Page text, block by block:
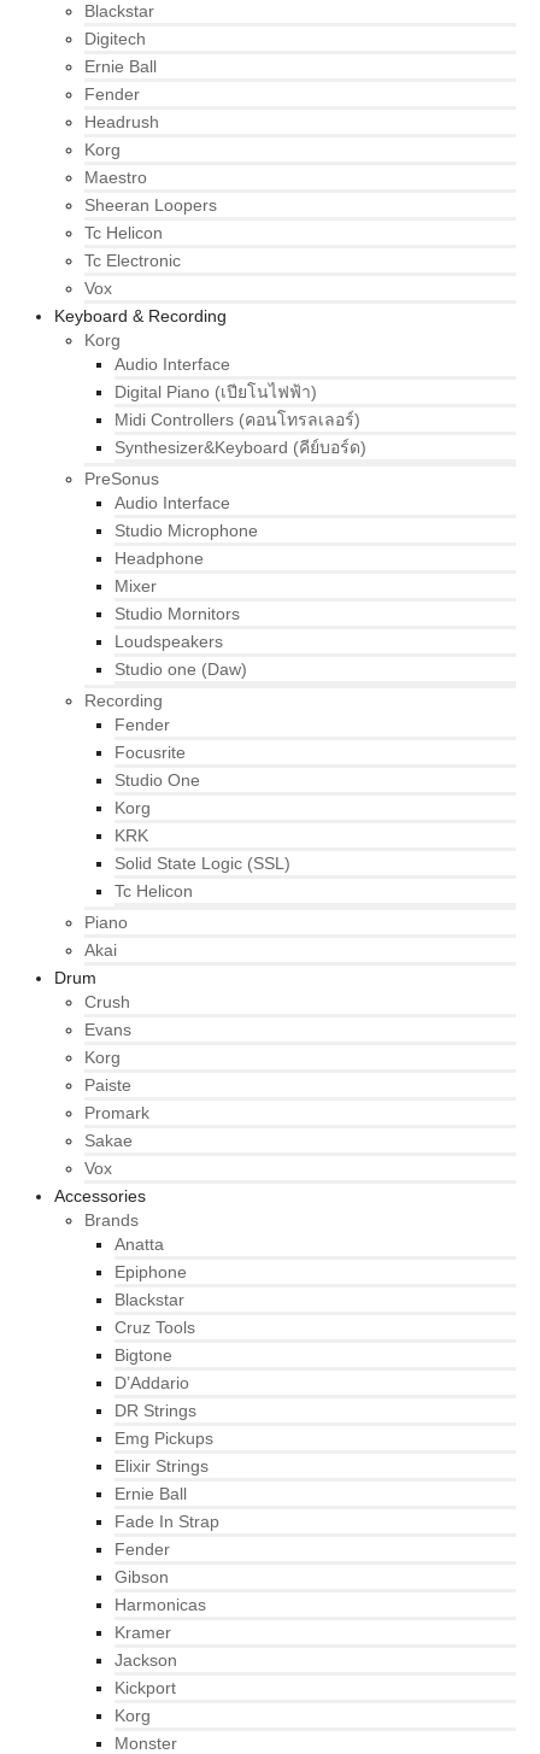
Blackstar
Digitech
Ernie Ball
Fender
Headrush
Korg
Maestro
Sheeran Loopers
Tc Helicon
Tc Electronic
Vox
Keyboard & Recording
Korg
Audio Interface
Digital Piano (เปียโนไฟฟ้า)
Midi Controllers (คอนโทรลเลอร์)
Synthesizer&Keyboard (คีย์บอร์ด)
PreSonus
Audio Interface
Studio Microphone
Headphone
Mixer
Studio Mornitors
Loudspeakers
Studio one (Daw)
Recording
Fender
Focusrite
Studio One
Korg
KRK
Solid State Logic (SSL)
Tc Helicon
Piano
Akai
Drum
Crush
Evans
Korg
Paiste
Promark
Sakae
Vox
Accessories
Brands
Anatta
Epiphone
Blackstar
Cruz Tools
Bigtone
D’Addario
DR Strings
Emg Pickups
Elixir Strings
Ernie Ball
Fade In Strap
Fender
Gibson
Harmonicas
Kramer
Jackson
Kickport
Korg
Monster